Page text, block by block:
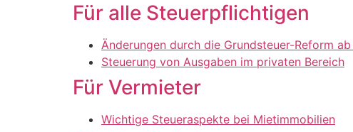
Für alle Steuerpflichtigen
Änderungen durch die Grundsteuer-Reform
Steuerung von Ausgaben im privaten Bereich
Für Vermieter
Wichtige Steueraspekte bei Mietimmobilien